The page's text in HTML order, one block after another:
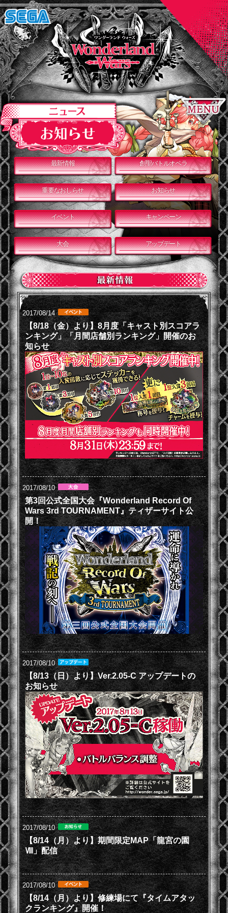
最新情報 創聖バトルオペラ
重要なおしらせ お知らせ
イベント キャンペーン
大会 アップデート
2017/08/14
【8/18（金）より】8月度「キャスト別スコアラ
ンキング」「月間店舗別ランキング」開催のお
知らせ
2017/08/10
第3回公式全国大会『Wonderland Record Of
Wars 3rd TOURNAMENT』ティザーサイト公
開！
2017/08/10
【8/13（日）より】Ver.2.05-C アップデートの
お知らせ
2017/08/10
【8/14（月）より】期間限定MAP「龍宮の園
Ⅷ」配信
2017/08/10
【8/14（月）より】修練場にて『タイムアタッ
クランキング』開催！